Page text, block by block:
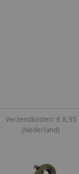
Verzendkosten: € 8,95
(Nederland)